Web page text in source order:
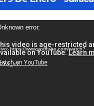
error.
https://www.youtube.com/watch?